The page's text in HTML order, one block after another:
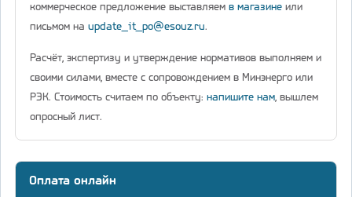
коммерческое предложение выставляем в магазине или
письмом на update_it_po@esouz.ru.
Расчёт, экспертизу и утверждение нормативов выполняем и
своими силами, вместе с сопровождением в Минэнерго или
РЭК. Стоимость считаем по объекту: напишите нам, вышлем
опросный лист.
Оплата онлайн